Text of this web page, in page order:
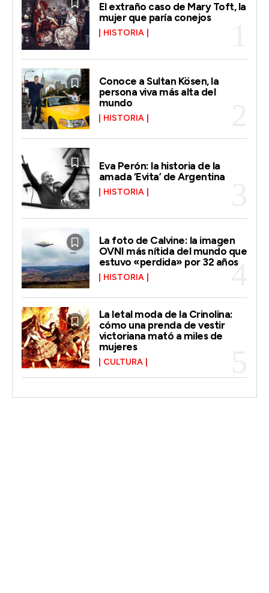
El extraño caso de Mary Toft, la
mujer que paría conejos
HISTORIA
Conoce a Sultan Kösen, la
persona viva más alta del
mundo
HISTORIA
Eva Perón: la historia de la
amada ‘Evita’ de Argentina
HISTORIA
La foto de Calvine: la imagen
OVNI más nítida del mundo que
estuvo «perdida» por 32 años
HISTORIA
La letal moda de la Crinolina:
cómo una prenda de vestir
victoriana mató a miles de
mujeres
CULTURA